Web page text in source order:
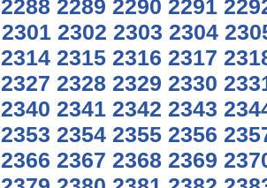
2288 2289 2290 2291
2301 2302 2303 2304
2314 2315 2316 2317
2327 2328 2329 2330
2340 2341 2342 2343
2353 2354 2355 2356
2366 2367 2368 2369